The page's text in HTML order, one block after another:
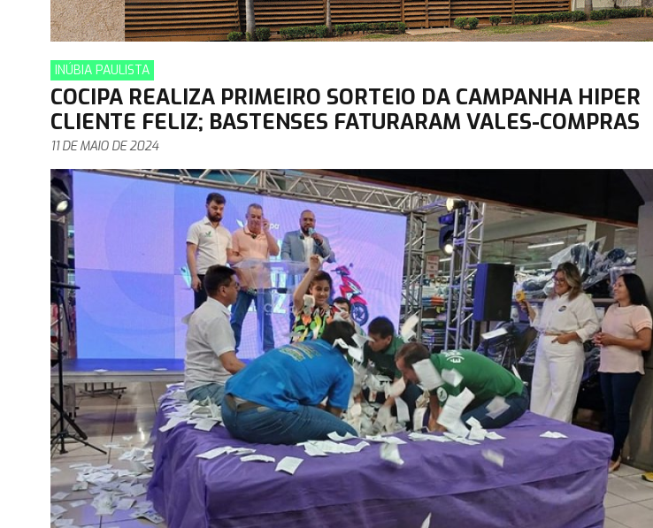
INÚBIA PAULISTA
COCIPA REALIZA PRIMEIRO SORTEIO DA CAMPANHA HIPER
CLIENTE FELIZ; BASTENSES FATURARAM VALES-COMPRAS
11 DE MAIO DE 2024